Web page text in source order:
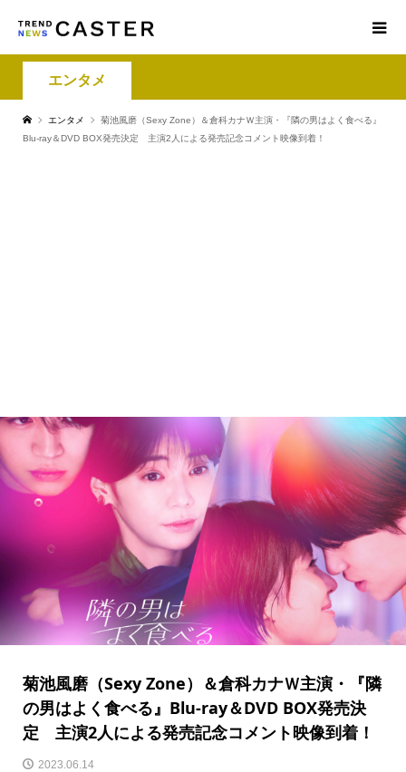
エンタメ
エンタメ
菊池風磨（Sexy Zone）＆倉科カナＷ主演・『隣の男はよく食べる』
Blu-ray＆DVD BOX発売決定 主演2人による発売記念コメント映像到着！
菊池風磨（Sexy Zone）＆倉科カナＷ主演・『隣
の男はよく食べる』Blu-ray＆DVD BOX発売決
定 主演2人による発売記念コメント映像到着！
2023.06.14